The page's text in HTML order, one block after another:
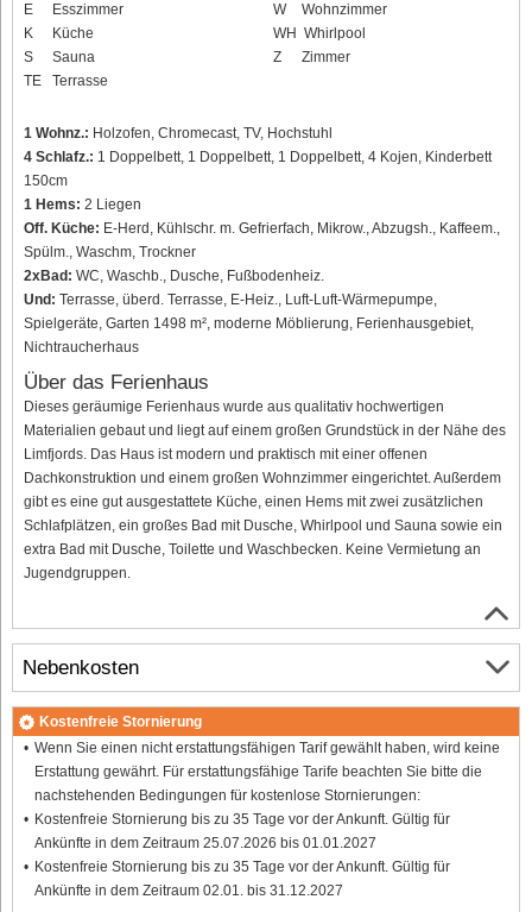
E
Esszimmer
K
Küche
S
Sauna
TE
Terrasse
W
Wohnzimmer
WH Whirlpool
Z
Zimmer
1 Wohnz.: Holzofen, Chromecast, TV, Hochstuhl
4 Schlafz.: 1 Doppelbett, 1 Doppelbett, 1 Doppelbett, 4 Kojen, Kinderbett
150cm
1 Hems: 2 Liegen
Off. Küche: E-Herd, Kühlschr. m. Gefrierfach, Mikrow., Abzugsh., Kaffeem.,
Spülm., Waschm, Trockner
2xBad: WC, Waschb., Dusche, Fußbodenheiz.
Und: Terrasse, überd. Terrasse, E-Heiz., Luft-Luft-Wärmepumpe,
Spielgeräte, Garten 1498 m², moderne Möblierung, Ferienhausgebiet,
Nichtraucherhaus
Über das Ferienhaus
Dieses geräumige Ferienhaus wurde aus qualitativ hochwertigen
Materialien gebaut und liegt auf einem großen Grundstück in der Nähe des
Limfjords. Das Haus ist modern und praktisch mit einer offenen
Dachkonstruktion und einem großen Wohnzimmer eingerichtet. Außerdem
gibt es eine gut ausgestattete Küche, einen Hems mit zwei zusätzlichen
Schlafplätzen, ein großes Bad mit Dusche, Whirlpool und Sauna sowie ein
extra Bad mit Dusche, Toilette und Waschbecken. Keine Vermietung an
Jugendgruppen.
Nebenkosten
Kostenfreie Stornierung
Wenn Sie einen nicht erstattungsfähigen Tarif gewählt haben, wird keine
Erstattung gewährt. Für erstattungsfähige Tarife beachten Sie bitte die
nachstehenden Bedingungen für kostenlose Stornierungen:
Kostenfreie Stornierung bis zu 35 Tage vor der Ankunft. Gültig für
Ankünfte in dem Zeitraum 25.07.2026 bis 01.01.2027
Kostenfreie Stornierung bis zu 35 Tage vor der Ankunft. Gültig für
Ankünfte in dem Zeitraum 02.01. bis 31.12.2027